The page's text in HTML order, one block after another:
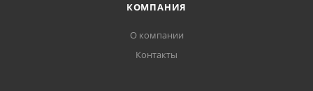
КОМПАНИЯ
О компании
Контакты